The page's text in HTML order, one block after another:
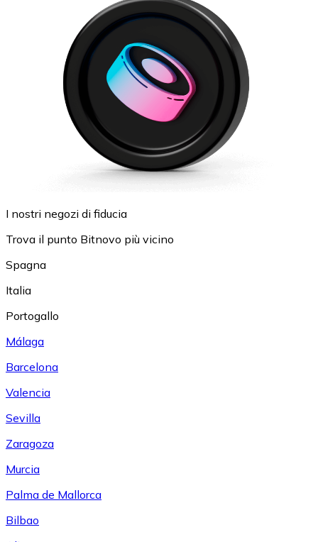
I nostri negozi di fiducia
Trova il punto Bitnovo più vicino
Spagna
Italia
Portogallo
Málaga
Barcelona
Valencia
Sevilla
Zaragoza
Murcia
Palma de Mallorca
Bilbao